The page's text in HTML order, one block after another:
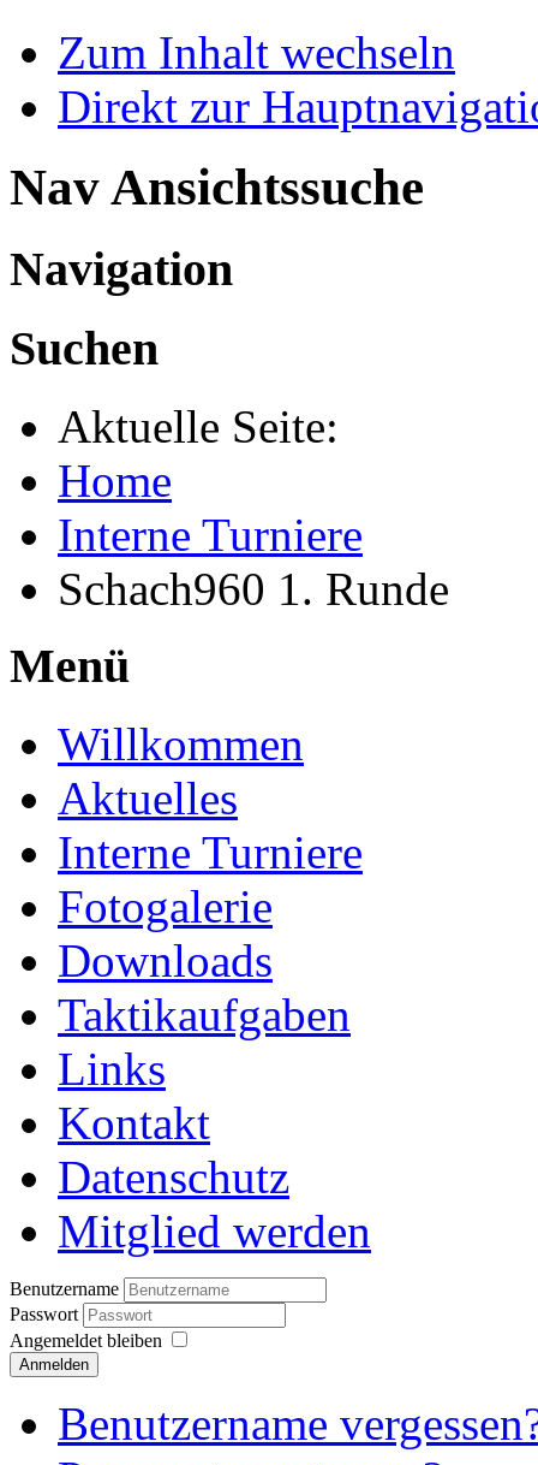
Zum Inhalt wechseln
Direkt zur
Nav Ansichtssuche
Navigation
Suchen
Aktuelle Seite:
Home
Interne Turniere
Schach960 1. Runde
Menü
Willkommen
Aktuelles
Interne Turniere
Fotogalerie
Downloads
Taktikaufgaben
Links
Kontakt
Datenschutz
Mitglied werden
Benutzername
Passwort
Angemeldet bleiben
Anmelden
Benutzername